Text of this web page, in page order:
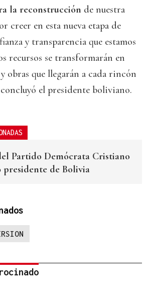
la reconstrucción de nuestra
creer en esta nueva etapa de
y transparencia que estamos
recursos se transformarán en
obras que llegarán a cada rincón
el presidente boliviano.
Partido Demócrata Cristiano
presidente de Bolivia